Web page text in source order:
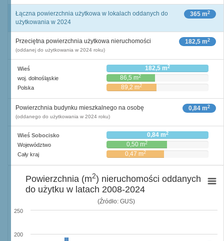
365 m2
Łączna powierzchnia użytkowa w lokalach oddanych do
użytkowania w 2024
182,5 m2
Przeciętna powierzchnia użytkowa nieruchomości
(oddanej do użytkowania w 2024 roku)
Wieś 182,5 m2
woj. dolnośląskie 86,5 m2
Polska 89,2 m2
0,84 m2
Powierzchnia budynku mieszkalnego na osobę
(oddanego do użytkowania w 2024 roku)
Wieś Sobocisko 0,84 m2
Województwo 0,50 m2
Cały kraj 0,47 m2
(Źródło: GUS)
200
250
Powierzchnia (m2) nieruchomości oddanych
do użytku w latach 2008-2024